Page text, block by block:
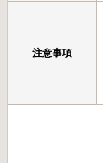
注意事項